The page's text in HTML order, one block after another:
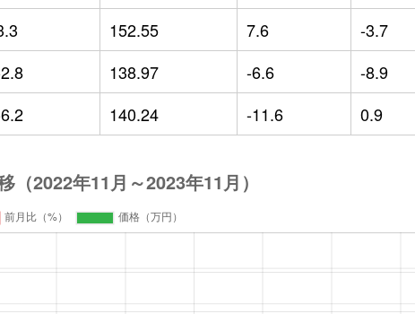
152.55 7.6 -3.7
138.97 -6.6 -8.9
140.24 -11.6 0.9